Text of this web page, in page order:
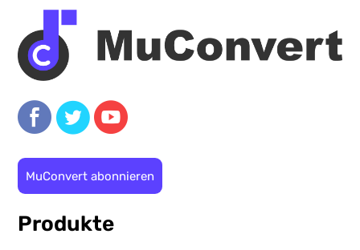
MuConvert abonnieren
Produkte